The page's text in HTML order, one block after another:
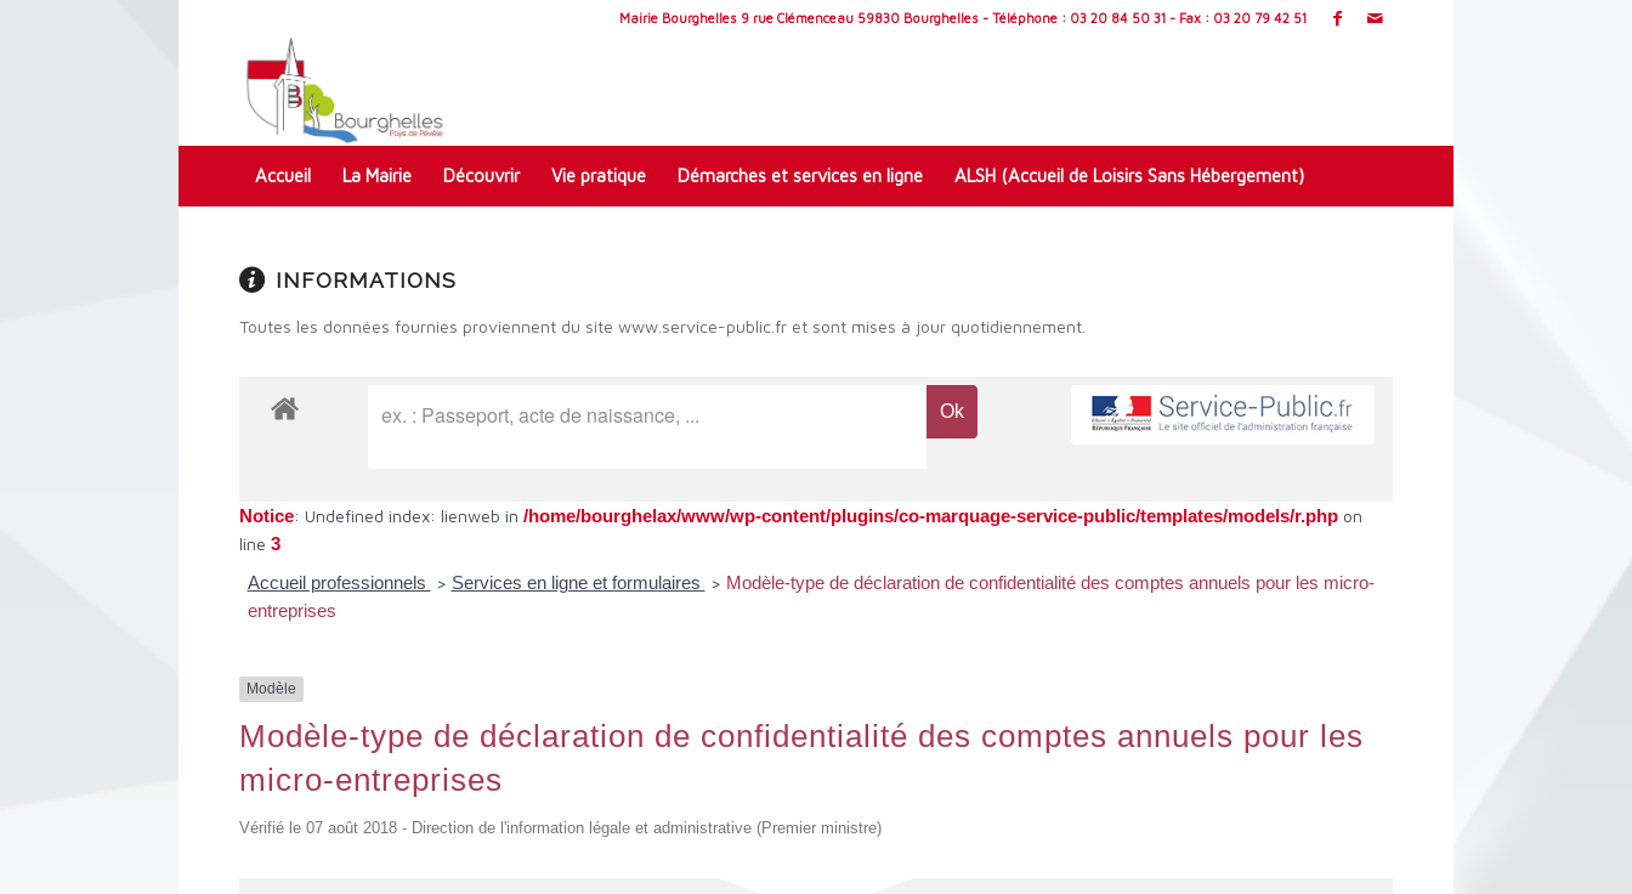
Mairie Bourghelles 9 rue Clémenceau 59830 Bourghelles - Téléphone : 03 20 84 50 31 - Fax : 03 20 79 42 51
Accueil La Mairie Découvrir Vie pratique Démarches et services en ligne ALSH (Accueil de Loisirs Sans Hébergement)
INFORMATIONS
Toutes les données fournies proviennent du site www.service-public.fr et sont mises à jour quotidiennement.
Notice: Undefined index: lienweb in /home/bourghelax/www/wp-content/plugins/co-marquage-service-public/templates/models/r.php on
line 3
Accueil professionnels
> Services en ligne et formulaires > Modèle-type de déclaration de confidentialité des comptes annuels pour les micro-
entreprises
Modèle
Modèle-type de déclaration de confidentialité des comptes annuels pour les
micro-entreprises
Vérifié le 07 août 2018 - Direction de l'information légale et administrative (Premier ministre)